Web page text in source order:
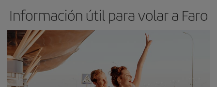
Información útil para volar a Faro